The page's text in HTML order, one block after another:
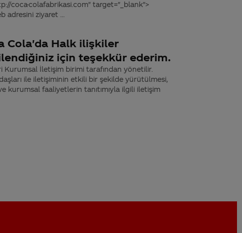
coca-colafabrikasi.com" target="_blank">
ziyaret ...
Cola'da Halk ilişkiler
için teşekkür ederim.
İletişim birimi tarafından yönetilir.
ile iletişiminin etkili bir şekilde yürütülmesi,
kurumsal faaliyetlerin tanıtımıyla ilgili iletişim